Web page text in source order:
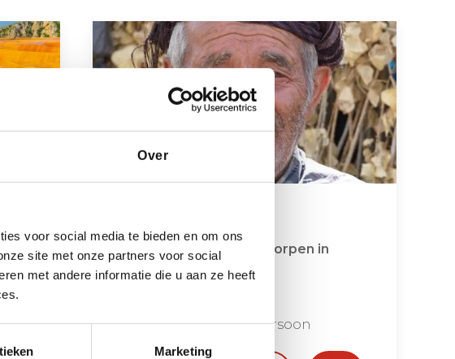
Over
voor social media te bieden en om ons
site met onze partners voor social
met andere informatie die u aan ze heeft
Marketing
-
Karakteristieke bergdorpen in
Iraans Koerdistan
vanaf €690 per persoon